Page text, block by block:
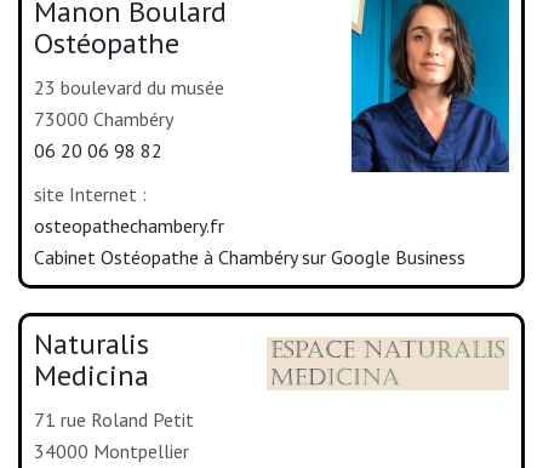
Manon Boulard
Ostéopathe
23 boulevard du musée
73000 Chambéry
06 20 06 98 82
site Internet :
osteopathechambery.fr
Cabinet Ostéopathe à Chambéry sur Google Business
Naturalis
Medicina
71 rue Roland Petit
34000 Montpellier